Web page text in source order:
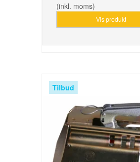
(inkl. moms)
Vis produkt
Tilbud